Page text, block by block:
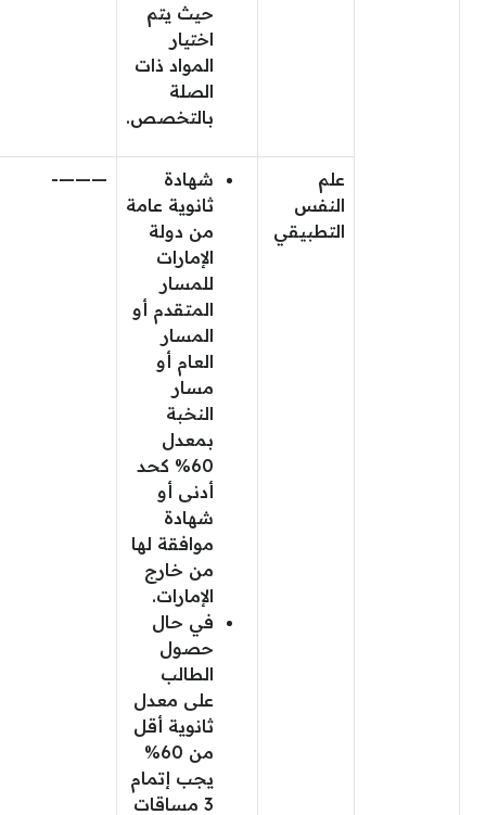
حيث يتم
اختيار
المواد ذات
الصلة
بالتخصص.
علم
النفس
التطبيقي
شهادة
ثانوية عامة
من دولة
الإمارات
للمسار
المتقدم أو
المسار
العام أو
مسار
النخبة
بمعدل
60% كحد
أدنى أو
شهادة
موافقة لها
من خارج
الإمارات.
في حال
حصول
الطالب
على معدل
ثانوية أقل
من 60%
يجب إتمام
3 مساقات
———-